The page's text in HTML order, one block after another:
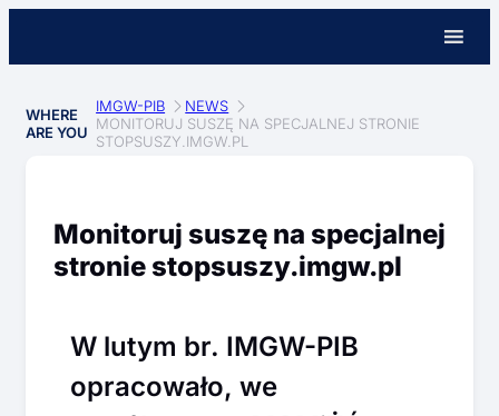
WHERE
ARE YOU
IMGW-PIB
NEWS
MONITORUJ SUSZĘ NA SPECJALNEJ STRONIE
STOPSUSZY.IMGW.PL
Monitoruj suszę na specjalnej
stronie stopsuszy.imgw.pl
W lutym br. IMGW-PIB
opracowało, we